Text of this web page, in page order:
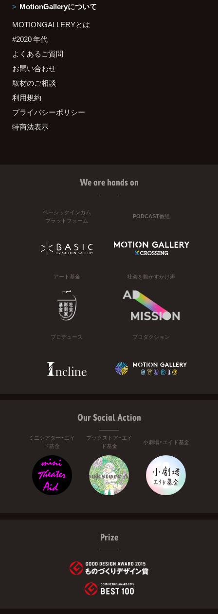
MotionGalleryについて
MOTIONGALLERYとは
#2020 年代
よくあるご質問
お問い合わせ
取材のご相談
利用規約
プライバシーポリシー
特商法表示
We are hands on
ベーシックインカム
プラットフォーム
PODCAST番組
アート基金 社会を動かすかけ声
プロデュース プロダクション
Our Social Action
ミニシアター・エイ
ド基金
ブックストア・エイ
ド基金
小劇場・エイド基金
Prize